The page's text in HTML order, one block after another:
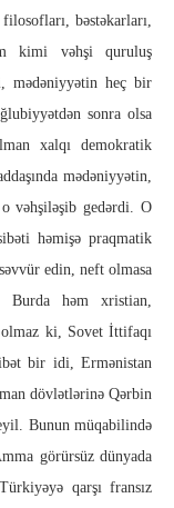
bəstəkarları,
kimi vəhşi quruluş
mədəniyyətin heç bir
sonra olsa
xalqı demokratik
mədəniyyətin,
vəhşiləşib gedərdi. O
həmişə praqmatik
edin, neft olmasa
Burda həm xristian,
ki, Sovet İttifaqı
bir idi, Ermənistan
dövlətlərinə Qərbin
Bunun müqabilində
görürsüz dünyada
qarşı fransız